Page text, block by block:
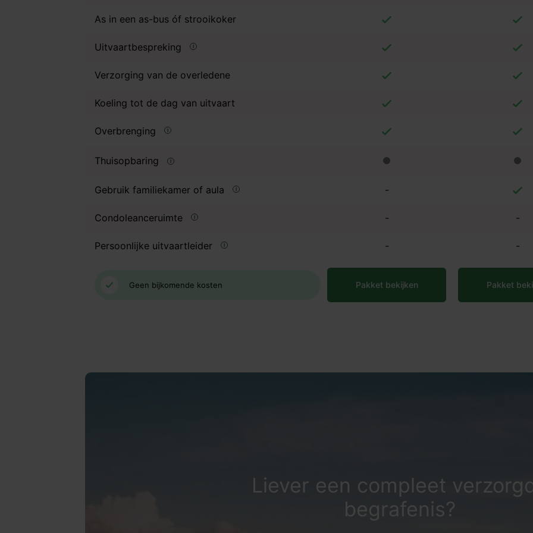
As in een as-bus óf strooikoker
Uitvaartbespreking
Verzorging van de overledene
Koeling tot de dag van uitvaart
Overbrenging
Thuisopbaring
Gebruik familiekamer of aula -
Condoleanceruimte - -
Persoonlijke uitvaartleider - -
Geen bijkomende kosten Pakket bekijken Pakket
Liever een compleet
begrafenis?